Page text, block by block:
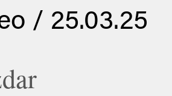
/ 25.03.25